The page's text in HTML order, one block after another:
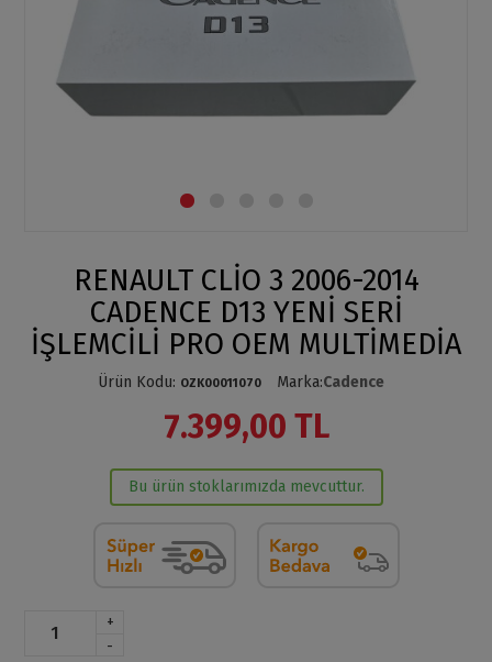
RENAULT CLİO 3 2006-2014
CADENCE D13 YENİ SERİ
İŞLEMCİLİ PRO OEM MULTİMEDİA
Ürün Kodu: OZK00011070 Marka:Cadence
7.399,00 TL
Bu ürün stoklarımızda mevcuttur.
+
-